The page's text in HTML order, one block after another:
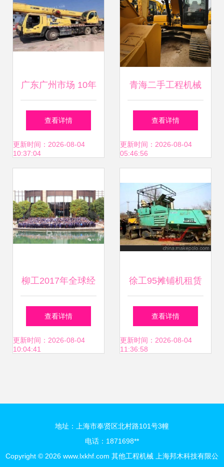
市，一群穿戴蓝色
职业服与防水工作
靴的技术青年，开
始动工破解尘土世
界数字化终章里的
议记录才显示一场
真正翻天覆变的背
入杭报记者餐厅的
厢式大货真正改格
分手雷令外资用户
广东广州市场 10年
徐工25K523万工程
吊车承信信息及匹
查看详情
更新时间：2026-08-04
10:37:04
青海二手工程机械
市场 厂家、品牌与
选机指南
查看详情
更新时间：2026-08-04
05:46:56
柳工2017年全球经
销商年会盛典 聚力
龙城，筑梦全球
查看详情
更新时间：2026-08-04
10:04:41
徐工95摊铺机租赁
北京维仕得工程机
械的专业服务解析
查看详情
更新时间：2026-08-04
11:36:58
地址：上海市奉贤区北村路101号3幢
电话：1871698**
Copyright © 2026 www.lxkhf.com 其他工程机械 上海邦木科技有限公